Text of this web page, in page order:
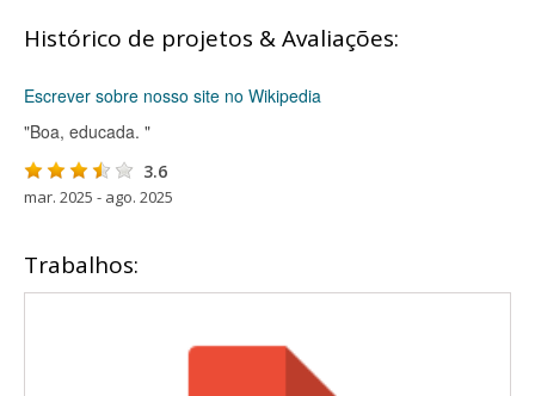
Histórico de projetos & Avaliações:
Escrever sobre nosso site no Wikipedia
"Boa, educada. "
3.6
mar. 2025 - ago. 2025
Trabalhos: